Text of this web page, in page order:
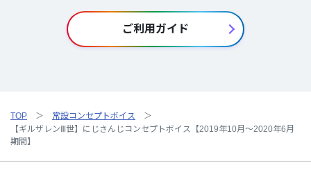
ご利用ガイド
TOP
常設コンセプトボイス
【ギルザレンⅢ世】にじさんじコンセプトボイス【2019年10月～2020年6月
期間】